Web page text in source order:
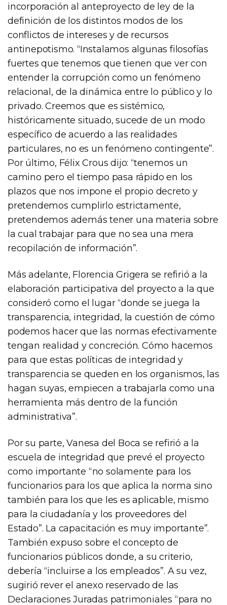
incorporación al anteproyecto de ley de la
definición de los distintos modos de los
conflictos de intereses y de recursos
antinepotismo. “Instalamos algunas filosofías
fuertes que tenemos que tienen que ver con
entender la corrupción como un fenómeno
relacional, de la dinámica entre lo público y lo
privado. Creemos que es sistémico,
históricamente situado, sucede de un modo
específico de acuerdo a las realidades
particulares, no es un fenómeno contingente”.
Por último, Félix Crous dijo: “tenemos un
camino pero el tiempo pasa rápido en los
plazos que nos impone el propio decreto y
pretendemos cumplirlo estrictamente,
pretendemos además tener una materia sobre
la cual trabajar para que no sea una mera
recopilación de información”.
Más adelante, Florencia Grigera se refirió a la
elaboración participativa del proyecto a la que
consideró como el lugar “donde se juega la
transparencia, integridad, la cuestión de cómo
podemos hacer que las normas efectivamente
tengan realidad y concreción. Cómo hacemos
para que estas políticas de integridad y
transparencia se queden en los organismos, las
hagan suyas, empiecen a trabajarla como una
herramienta más dentro de la función
administrativa”.
Por su parte, Vanesa del Boca se refirió a la
escuela de integridad que prevé el proyecto
como importante “no solamente para los
funcionarios para los que aplica la norma sino
también para los que les es aplicable, mismo
para la ciudadanía y los proveedores del
Estado”. La capacitación es muy importante”.
También expuso sobre el concepto de
funcionarios públicos donde, a su criterio,
debería “incluirse a los empleados”. A su vez,
sugirió rever el anexo reservado de las
Declaraciones Juradas patrimoniales “para no